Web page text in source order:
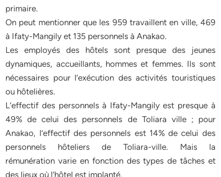
primaire.
On peut mentionner que les 959 travaillent en ville, 469
à Ifaty-Mangily et 135 personnels à Anakao.
Les employés des hôtels sont presque des jeunes
dynamiques, accueillants, hommes et femmes. Ils sont
nécessaires pour l’exécution des activités touristiques
ou hôtelières.
L’effectif des personnels à Ifaty-Mangily est presque à
49% de celui des personnels de Toliara ville ; pour
Anakao, l’effectif des personnels est 14% de celui des
personnels hôteliers de Toliara-ville. Mais la
rémunération varie en fonction des types de tâches et
des lieux où l’hôtel est implanté.